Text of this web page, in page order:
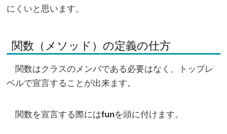
にくいと思います。
関数（メソッド）の定義の仕方
関数はクラスのメンバである必要はなく、トップレ
ベルで宣言することが出来ます。
関数を宣言する際にはfunを頭に付けます。